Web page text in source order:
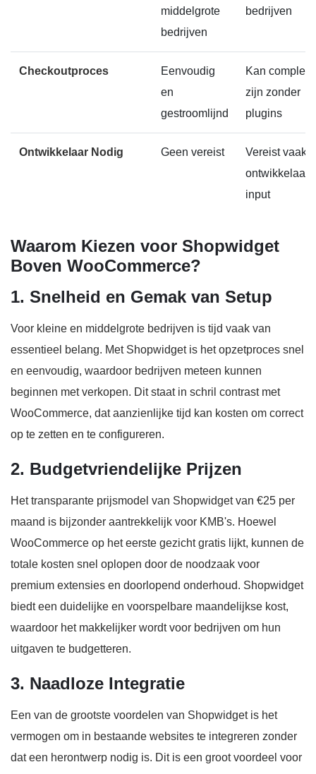
middelgrote
bedrijven
bedrijven
Checkoutproces
Eenvoudig
en
gestroomlijnd
Kan complex
zijn zonder
plugins
Ontwikkelaar Nodig Geen vereist
Vereist vaak
ontwikkelaar
input
Waarom Kiezen voor Shopwidget
Boven WooCommerce?
1. Snelheid en Gemak van Setup
Voor kleine en middelgrote bedrijven is tijd vaak van
essentieel belang. Met Shopwidget is het opzetproces snel
en eenvoudig, waardoor bedrijven meteen kunnen
beginnen met verkopen. Dit staat in schril contrast met
WooCommerce, dat aanzienlijke tijd kan kosten om correct
op te zetten en te configureren.
2. Budgetvriendelijke Prijzen
Het transparante prijsmodel van Shopwidget van €25 per
maand is bijzonder aantrekkelijk voor KMB's. Hoewel
WooCommerce op het eerste gezicht gratis lijkt, kunnen de
totale kosten snel oplopen door de noodzaak voor
premium extensies en doorlopend onderhoud. Shopwidget
biedt een duidelijke en voorspelbare maandelijkse kost,
waardoor het makkelijker wordt voor bedrijven om hun
uitgaven te budgetteren.
3. Naadloze Integratie
Een van de grootste voordelen van Shopwidget is het
vermogen om in bestaande websites te integreren zonder
dat een herontwerp nodig is. Dit is een groot voordeel voor